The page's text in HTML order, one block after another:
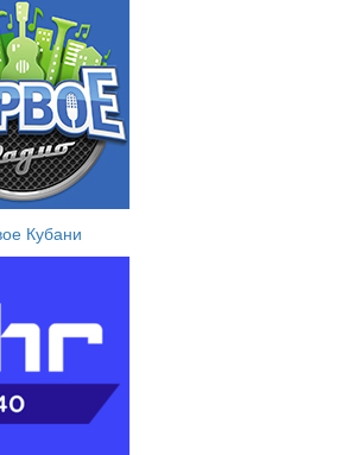
Кубани